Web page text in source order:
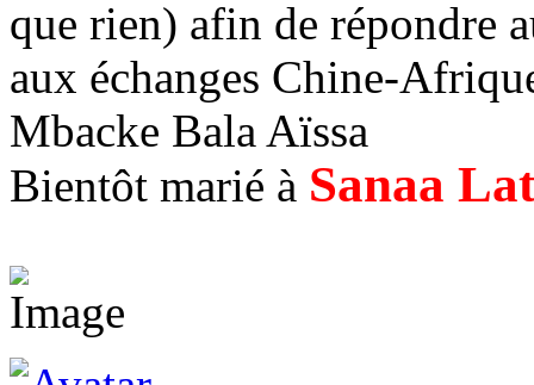
que rien) afin de répondre
aux échanges Chine-
Mbacke Bala Aïssa
Bientôt marié à Sanaa